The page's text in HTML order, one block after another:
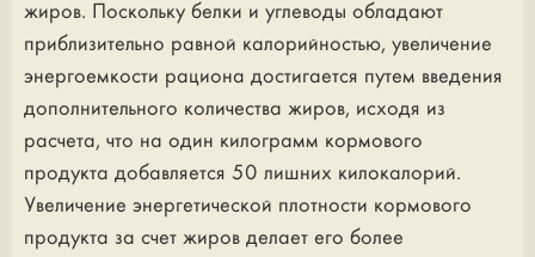
жиров. Поскольку белки и углеводы обладают
приблизительно равной калорийностью, увеличение
энергоемкости рациона достигается путем введения
дополнительного количества жиров, исходя из
расчета, что на один килограмм кормового
продукта добавляется 50 лишних килокалорий.
Увеличение энергетической плотности кормового
продукта за счет жиров делает его более